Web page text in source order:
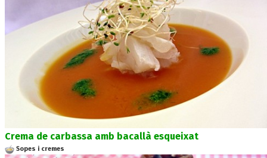
Crema de carbassa amb bacallà esqueixat
Sopes i cremes